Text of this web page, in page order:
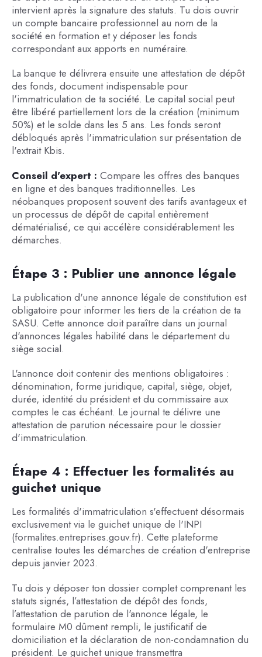
intervient après la signature des statuts. Tu dois ouvrir
un compte bancaire professionnel au nom de la
société en formation et y déposer les fonds
correspondant aux apports en numéraire.
La banque te délivrera ensuite une attestation de dépôt
des fonds, document indispensable pour
l'immatriculation de ta société. Le capital social peut
être libéré partiellement lors de la création (minimum
50%) et le solde dans les 5 ans. Les fonds seront
débloqués après l'immatriculation sur présentation de
l'extrait Kbis.
Conseil d'expert : Compare les offres des banques
en ligne et des banques traditionnelles. Les
néobanques proposent souvent des tarifs avantageux et
un processus de dépôt de capital entièrement
dématérialisé, ce qui accélère considérablement les
démarches.
Étape 3 : Publier une annonce légale
La publication d'une annonce légale de constitution est
obligatoire pour informer les tiers de la création de ta
SASU. Cette annonce doit paraître dans un journal
d'annonces légales habilité dans le département du
siège social.
L'annonce doit contenir des mentions obligatoires :
dénomination, forme juridique, capital, siège, objet,
durée, identité du président et du commissaire aux
comptes le cas échéant. Le journal te délivre une
attestation de parution nécessaire pour le dossier
d'immatriculation.
Étape 4 : Effectuer les formalités au
guichet unique
Les formalités d'immatriculation s'effectuent désormais
exclusivement via le guichet unique de l'INPI
(formalites.entreprises.gouv.fr). Cette plateforme
centralise toutes les démarches de création d'entreprise
depuis janvier 2023.
Tu dois y déposer ton dossier complet comprenant les
statuts signés, l’attestation de dépôt des fonds,
l’attestation de parution de l'annonce légale, le
formulaire M0 dûment rempli, le justificatif de
domiciliation et la déclaration de non-condamnation du
président. Le guichet unique transmettra